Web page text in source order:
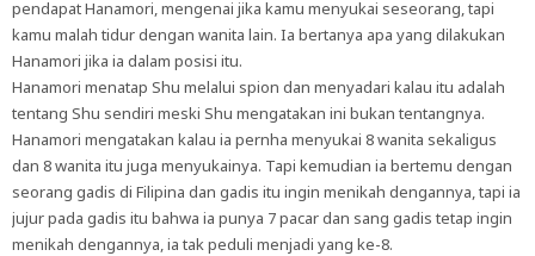
pendapat Hanamori, mengenai jika kamu menyukai seseorang, tapi
kamu malah tidur dengan wanita lain. Ia bertanya apa yang dilakukan
Hanamori jika ia dalam posisi itu.
Hanamori menatap Shu melalui spion dan menyadari kalau itu adalah
tentang Shu sendiri meski Shu mengatakan ini bukan tentangnya.
Hanamori mengatakan kalau ia pernha menyukai 8 wanita sekaligus
dan 8 wanita itu juga menyukainya. Tapi kemudian ia bertemu dengan
seorang gadis di Filipina dan gadis itu ingin menikah dengannya, tapi ia
jujur pada gadis itu bahwa ia punya 7 pacar dan sang gadis tetap ingin
menikah dengannya, ia tak peduli menjadi yang ke-8.